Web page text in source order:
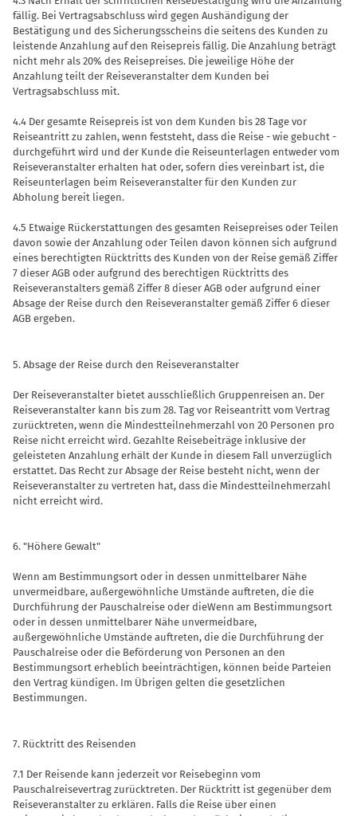
fällig. Bei Vertragsabschluss wird gegen Aushändigung der
Bestätigung und des Sicherungsscheins die seitens des Kunden zu
leistende Anzahlung auf den Reisepreis fällig. Die Anzahlung beträgt
nicht mehr als 20% des Reisepreises. Die jeweilige Höhe der
Anzahlung teilt der Reiseveranstalter dem Kunden bei
Vertragsabschluss mit.
4.4 Der gesamte Reisepreis ist von dem Kunden bis 28 Tage vor
Reiseantritt zu zahlen, wenn feststeht, dass die Reise - wie gebucht -
durchgeführt wird und der Kunde die Reiseunterlagen entweder vom
Reiseveranstalter erhalten hat oder, sofern dies vereinbart ist, die
Reiseunterlagen beim Reiseveranstalter für den Kunden zur
Abholung bereit liegen.
4.5 Etwaige Rückerstattungen des gesamten Reisepreises oder Teilen
davon sowie der Anzahlung oder Teilen davon können sich aufgrund
eines berechtigten Rücktritts des Kunden von der Reise gemäß Ziffer
7 dieser AGB oder aufgrund des berechtigen Rücktritts des
Reiseveranstalters gemäß Ziffer 8 dieser AGB oder aufgrund einer
Absage der Reise durch den Reiseveranstalter gemäß Ziffer 6 dieser
AGB ergeben.
5. Absage der Reise durch den Reiseveranstalter
Der Reiseveranstalter bietet ausschließlich Gruppenreisen an. Der
Reiseveranstalter kann bis zum 28. Tag vor Reiseantritt vom Vertrag
zurücktreten, wenn die Mindestteilnehmerzahl von 20 Personen pro
Reise nicht erreicht wird. Gezahlte Reisebeiträge inklusive der
geleisteten Anzahlung erhält der Kunde in diesem Fall unverzüglich
erstattet. Das Recht zur Absage der Reise besteht nicht, wenn der
Reiseveranstalter zu vertreten hat, dass die Mindestteilnehmerzahl
nicht erreicht wird.
6. "Höhere Gewalt"
Wenn am Bestimmungsort oder in dessen unmittelbarer Nähe
unvermeidbare, außergewöhnliche Umstände auftreten, die die
Durchführung der Pauschalreise oder dieWenn am Bestimmungsort
oder in dessen unmittelbarer Nähe unvermeidbare,
außergewöhnliche Umstände auftreten, die die Durchführung der
Pauschalreise oder die Beförderung von Personen an den
Bestimmungsort erheblich beeinträchtigen, können beide Parteien
den Vertrag kündigen. Im Übrigen gelten die gesetzlichen
Bestimmungen.
7. Rücktritt des Reisenden
7.1 Der Reisende kann jederzeit vor Reisebeginn vom
Pauschalreisevertrag zurücktreten. Der Rücktritt ist gegenüber dem
Reiseveranstalter zu erklären. Falls die Reise über einen